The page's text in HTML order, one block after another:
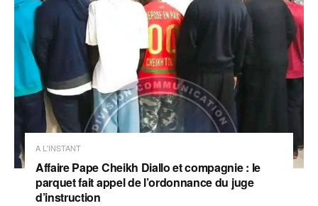
A L'INSTANT
Affaire Pape Cheikh Diallo et compagnie : le
parquet fait appel de l’ordonnance du juge
d’instruction